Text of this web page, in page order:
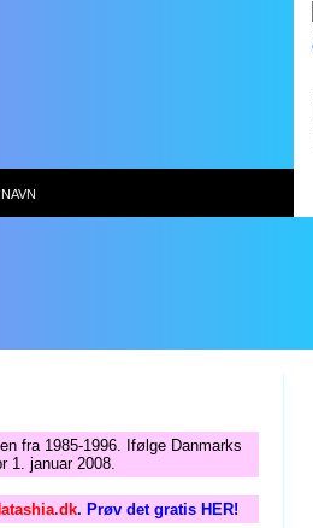
fra 1985-1996. Ifølge Danmarks
1. januar 2008.
. Prøv det gratis HER!